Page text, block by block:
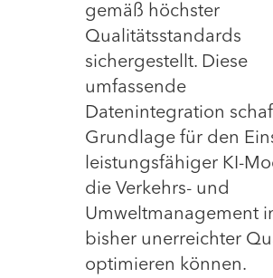
gemäß höchster
Qualitätsstandards
sichergestellt. Diese
umfassende
Datenintegration
Grundlage für den
leistungsfähiger KI-
die Verkehrs- und
Umweltmanagement
bisher unerreichter
optimieren können.